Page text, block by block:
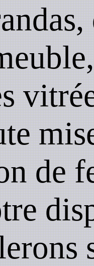
de